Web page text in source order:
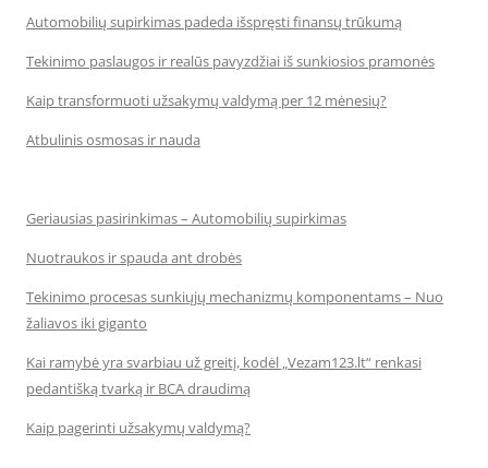
Automobilių supirkimas padeda išspręsti finansų trūkumą
Tekinimo paslaugos ir realūs pavyzdžiai iš sunkiosios pramonės
Kaip transformuoti užsakymų valdymą per 12 mėnesių?
Atbulinis osmosas ir nauda
Geriausias pasirinkimas – Automobilių supirkimas
Nuotraukos ir spauda ant drobės
Tekinimo procesas sunkiųjų mechanizmų komponentams – Nuo
žaliavos iki giganto
Kai ramybė yra svarbiau už greitį, kodėl „Vezam123.lt“ renkasi
pedantišką tvarką ir BCA draudimą
Kaip pagerinti užsakymų valdymą?